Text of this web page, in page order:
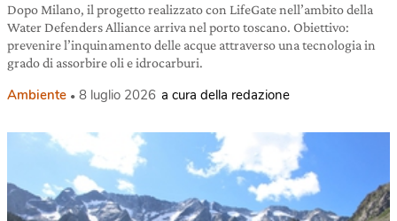
Dopo Milano, il progetto realizzato con LifeGate nell’ambito della
Water Defenders Alliance arriva nel porto toscano. Obiettivo:
prevenire l’inquinamento delle acque attraverso una tecnologia in
grado di assorbire oli e idrocarburi.
Ambiente 8 luglio 2026 a cura della redazione